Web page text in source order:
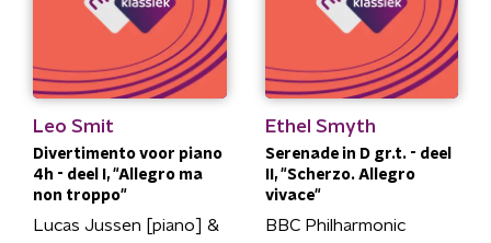
Leo Smit
Divertimento voor piano
4h - deel I, "Allegro ma
non troppo"
Lucas Jussen [piano] &
Ethel Smyth
Serenade in D gr.t. - deel
II, "Scherzo. Allegro
vivace"
BBC Philharmonic